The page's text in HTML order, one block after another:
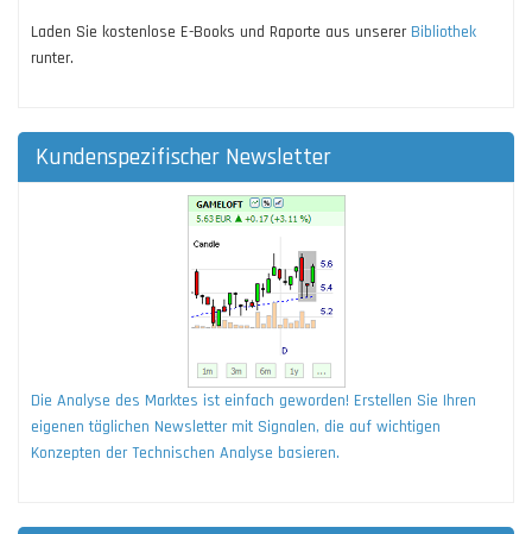
Laden Sie kostenlose E-Books und Raporte aus unserer Bibliothek
runter.
Kundenspezifischer Newsletter
Die Analyse des Marktes ist einfach geworden! Erstellen Sie Ihren
eigenen täglichen Newsletter mit Signalen, die auf wichtigen
Konzepten der Technischen Analyse basieren.